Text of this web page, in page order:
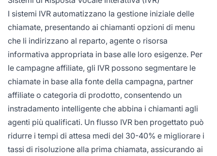
I sistemi IVR automatizzano la gestione iniziale delle
chiamate, presentando ai chiamanti opzioni di menu
che li indirizzano al reparto, agente o risorsa
informativa appropriata in base alle loro esigenze. Per
le campagne affiliate, gli IVR possono segmentare le
chiamate in base alla fonte della campagna, partner
affiliate o categoria di prodotto, consentendo un
instradamento intelligente che abbina i chiamanti agli
agenti più qualificati. Un flusso IVR ben progettato può
ridurre i tempi di attesa medi del 30-40% e migliorare i
tassi di risoluzione alla prima chiamata, assicurando ai